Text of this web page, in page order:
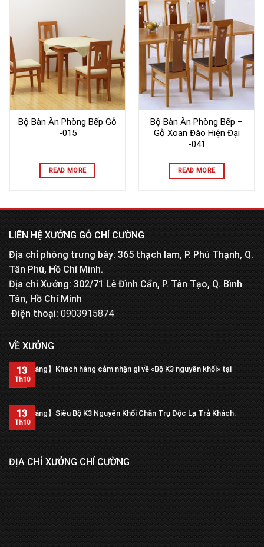
Bộ Bàn Ăn Phòng Bếp Gỗ
-015
READ MORE
Bộ Bàn Ăn Phòng Bếp –
Gỗ Xoan Đào Hiện Đại
-041
READ MORE
LIÊN HỆ XƯỞNG GỖ CHÍ CƯỜNG
Địa chỉ phòng trưng bày: 365 thạch lam, P. Phú Thạnh, Q.
Tân Phú, Hồ Chí Minh.
Địa chỉ Xưởng: 302/71 Lê Đình Cẩn, P. Tân Tạo, Q. Bình
Tân, Hồ Chí Minh
Điện thoại:0903915874
VỀ XƯỞNG
【Trả hàng】Khách hàng cảm nhận gì về «Bộ K3 nguyên khối» tại
xưởng?
13
Th10
【Trả hàng】Siêu Bộ K3 Nguyên Khối Chân Trụ Độc Lạ Trả Khách.
13
Th10
ĐỊA CHỈ XƯỞNG CHÍ CƯỜNG